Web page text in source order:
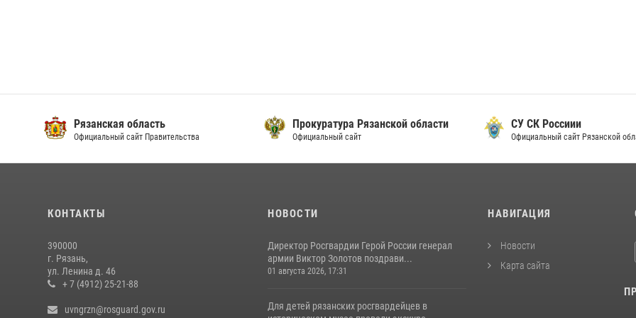
Рязанская область
Официальный сайт Правительства
Прокуратура Рязанской области
Официальный сайт
СУ СК Россиии
Официальный сайт Рязанской
КОНТАКТЫ
390000
г. Рязань,
ул. Ленина д. 46
+ 7 (4912) 25-21-88
uvngrzn@rosguard.gov.ru
НОВОСТИ
Директор Росгвардии Герой России генерал
армии Виктор Золотов поздрави...
01 августа 2026, 17:31
Для детей рязанских росгвардейцев в
НАВИГАЦИЯ
Новости
Карта сайта